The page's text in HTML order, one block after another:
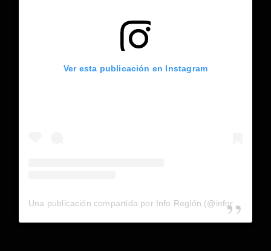
Ver esta publicación en Instagram
Una publicación compartida por Info Región (@inforegion_redes)